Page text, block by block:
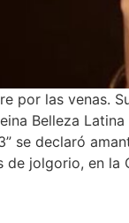
por las venas.
Belleza
se declaró
jolgorio, en la